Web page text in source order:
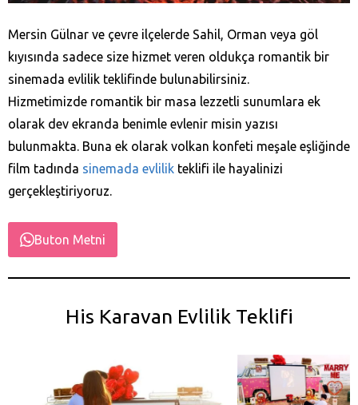
Mersin Gülnar ve çevre ilçelerde Sahil, Orman veya göl
kıyısında sadece size hizmet veren oldukça romantik bir
sinemada evlilik teklifinde bulunabilirsiniz.
Hizmetimizde romantik bir masa lezzetli sunumlara ek
olarak dev ekranda benimle evlenir misin yazısı
bulunmakta. Buna ek olarak volkan konfeti meşale eşliğinde
film tadında sinemada evlilik teklifi ile hayalinizi
gerçekleştiriyoruz.
Buton Metni
His Karavan Evlilik Teklifi